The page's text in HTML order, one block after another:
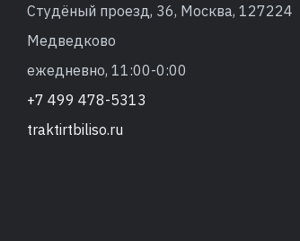
Студёный проезд, 36, Москва, 127224
Медведково
ежедневно, 11:00-0:00
+7 499 478-5313
traktirtbiliso.ru